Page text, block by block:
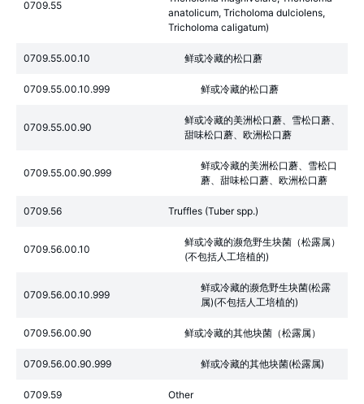
0709.55
anatolicum, Tricholoma dulciolens,
Tricholoma caligatum)
0709.55.00.10 鲜或冷藏的松口蘑
0709.55.00.10.999 鲜或冷藏的松口蘑
0709.55.00.90
鲜或冷藏的美洲松口蘑、雪松口蘑、
甜味松口蘑、欧洲松口蘑
0709.55.00.90.999
鲜或冷藏的美洲松口蘑、雪松口
蘑、甜味松口蘑、欧洲松口蘑
0709.56 Truffles (Tuber spp.)
0709.56.00.10
鲜或冷藏的濒危野生块菌（松露属）
(不包括人工培植的)
0709.56.00.10.999
鲜或冷藏的濒危野生块菌(松露
属)(不包括人工培植的)
0709.56.00.90 鲜或冷藏的其他块菌（松露属）
0709.56.00.90.999 鲜或冷藏的其他块菌(松露属)
0709.59 Other